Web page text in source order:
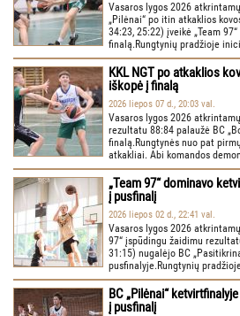
Vasaros lygos 2026
„Pilėnai“ po itin atkaklios
34:23, 25:22) įveikė „Team
finalą.Rungtynių pradžioje
KKL NGT po atkaklios
iškopė į finalą
2026 liepos 07 d., 20:03 val.
Vasaros lygos 2026
rezultatu 88:84 palaužė BC
finalą.Rungtynės nuo pat
atkakliai. Abi komandos
„Team 97“ dominavo
į pusfinalį
2026 liepos 02 d., 22:41 val.
Vasaros lygos 2026
97“ įspūdingu žaidimu
31:15) nugalėjo BC
pusfinalyje.Rungtynių
BC „Pilėnai“
į pusfinalį